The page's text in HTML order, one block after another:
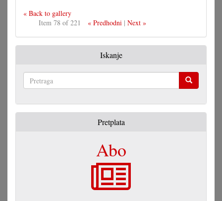
« Back to gallery
Item 78 of 221
« Predhodni| Next »
Iskanje
Pretplata
Abo